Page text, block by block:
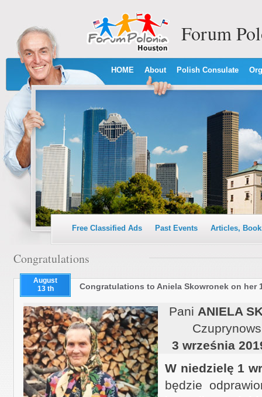
Forum
HOME About Polish Consulate
Free Classified Ads Past Events Articles,
Congratulations
August
13 th
Congratulations to Aniela Skowronek on her
Pani ANIELA
3 września
W niedzielę 1
będzie